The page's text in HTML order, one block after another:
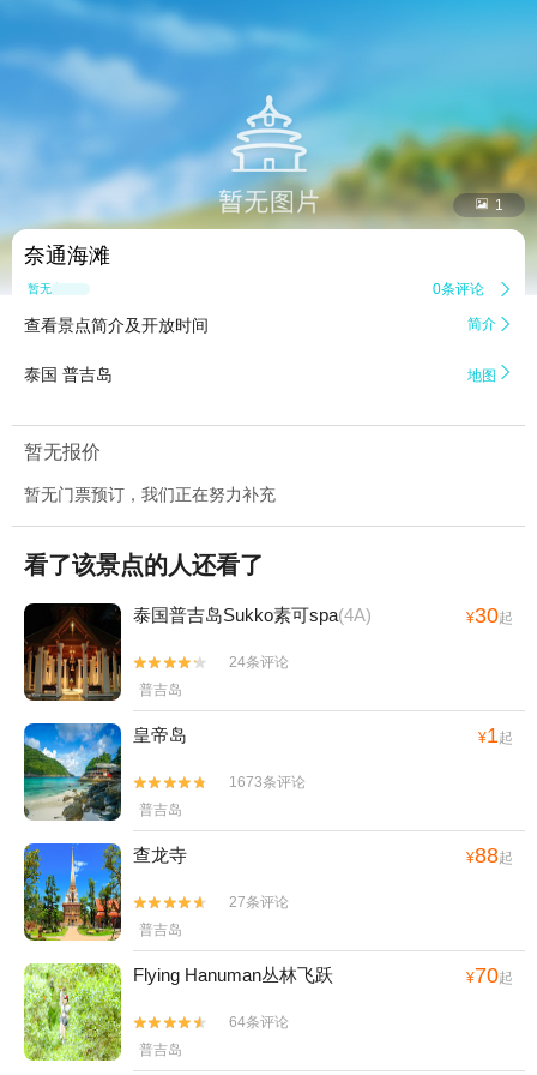
 1
奈通海滩
暂无点评 0条评论 
查看景点简介及开放时间 简介 
泰国 普吉岛 地图 
暂无报价
暂无门票预订，我们正在努力补充
看了该景点的人还看了
泰国普吉岛Sukko素可spa(4A) ¥30起


24条评论
普吉岛
皇帝岛 ¥1起


1673条评论
普吉岛
查龙寺 ¥88起


27条评论
普吉岛
Flying Hanuman丛林飞跃 ¥70起


64条评论
普吉岛